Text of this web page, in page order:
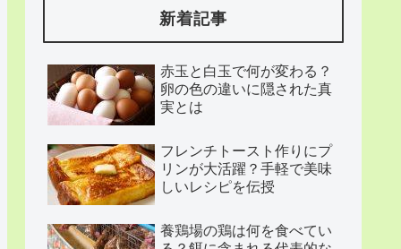
新着記事
赤玉と白玉で何が変わる？
卵の色の違いに隠された真
実とは
フレンチトースト作りにプ
リンが大活躍？手軽で美味
しいレシピを伝授
養鶏場の鶏は何を食べてい